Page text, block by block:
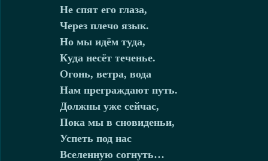
Не спят его глаза,
Через плечо язык.
Но мы идём туда,
Куда несёт теченье.
Огонь, ветра, вода
Нам преграждают путь.
Должны уже сейчас,
Пока мы в сновиденьи,
Успеть под нас
Вселенную согнуть…